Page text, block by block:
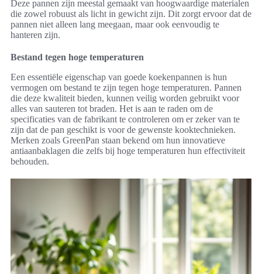
Deze pannen zijn meestal gemaakt van hoogwaardige materialen
die zowel robuust als licht in gewicht zijn. Dit zorgt ervoor dat de
pannen niet alleen lang meegaan, maar ook eenvoudig te
hanteren zijn.
Bestand tegen hoge temperaturen
Een essentiële eigenschap van goede koekenpannen is hun
vermogen om bestand te zijn tegen hoge temperaturen. Pannen
die deze kwaliteit bieden, kunnen veilig worden gebruikt voor
alles van sauteren tot braden. Het is aan te raden om de
specificaties van de fabrikant te controleren om er zeker van te
zijn dat de pan geschikt is voor de gewenste kooktechnieken.
Merken zoals GreenPan staan bekend om hun innovatieve
antiaanbaklagen die zelfs bij hoge temperaturen hun effectiviteit
behouden.